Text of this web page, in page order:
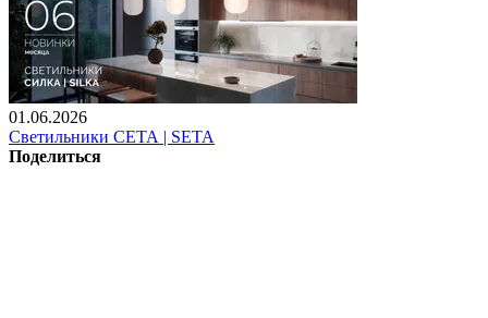
01.06.2026
Светильники СЕТА | SETA
Поделиться